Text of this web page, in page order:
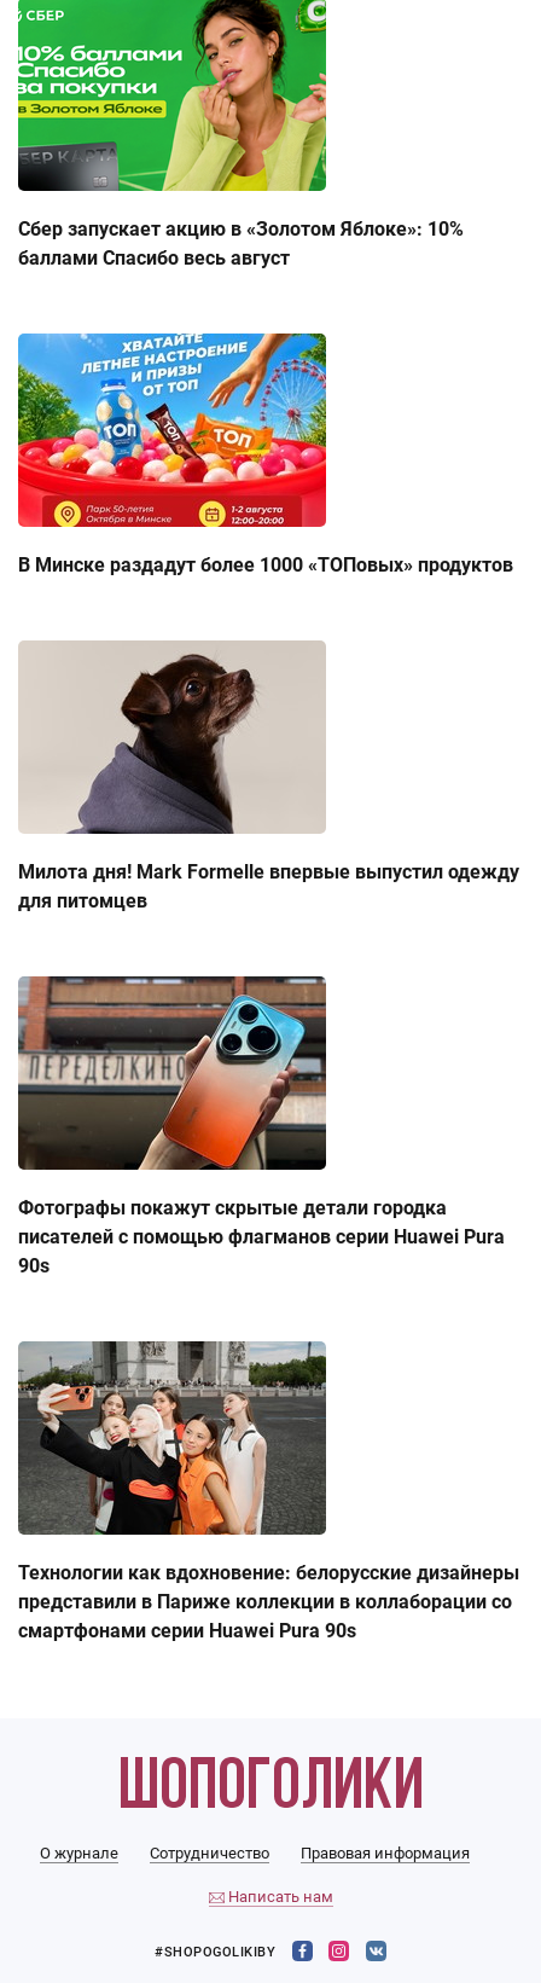
Сбер запускает акцию в «Золотом Яблоке»: 10%
баллами Спасибо весь август
В Минске раздадут более 1000 «ТОПовых» продуктов
Милота дня! Mark Formelle впервые выпустил одежду
для питомцев
Фотографы покажут скрытые детали городка
писателей с помощью флагманов серии Huawei Pura
90s
Технологии как вдохновение: белорусские дизайнеры
представили в Париже коллекции в коллаборации со
смартфонами серии Huawei Pura 90s
О журнале Сотрудничество Правовая информация
Написать нам
#SHOPOGOLIKIBY